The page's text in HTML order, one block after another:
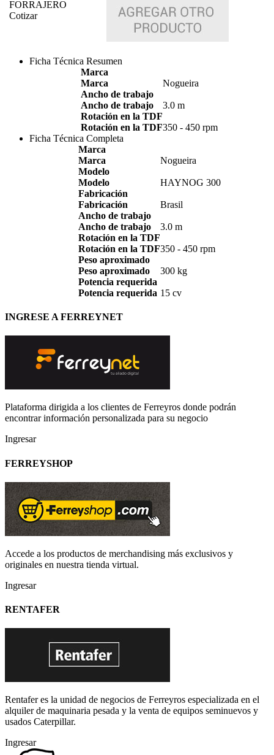
FORRAJERO
Cotizar
Ficha Técnica Resumen
Marca
Marca
Nogueira
Ancho de trabajo
Ancho de trabajo
3.0 m
Rotación en la TDF
Rotación en la TDF350 - 450 rpm
Ficha Técnica Completa
Marca
Marca
Nogueira
Modelo
Modelo
HAYNOG 300
Fabricación
Fabricación
Brasil
Ancho de trabajo
Ancho de trabajo
3.0 m
Rotación en la TDF
Rotación en la TDF350 - 450 rpm
Peso aproximado
Peso aproximado
300 kg
Potencia requerida
Potencia requerida 15 cv
INGRESE A FERREYNET
Plataforma dirigida a los clientes de Ferreyros donde podrán
encontrar información personalizada para su negocio
Ingresar
FERREYSHOP
Accede a los productos de merchandising más exclusivos y
originales en nuestra tienda virtual.
Ingresar
RENTAFER
Rentafer es la unidad de negocios de Ferreyros especializada en el
alquiler de maquinaria pesada y la venta de equipos seminuevos y
usados Caterpillar.
Ingresar